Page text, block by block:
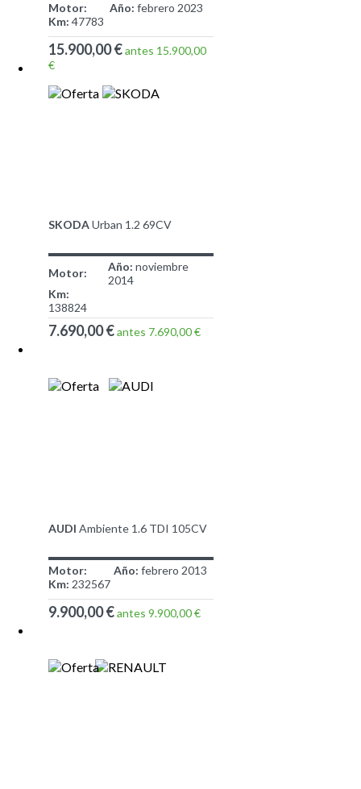
Motor: Año: febrero 2023
Km: 47783
15.900,00 €antes 15.900,00
€
SKODAUrban 1.2 69CV
Motor: Año: noviembre
2014
Km:
138824
7.690,00 €antes 7.690,00 €
AUDI Ambiente 1.6 TDI 105CV
Motor: Año: febrero 2013
Km: 232567
9.900,00 €antes 9.900,00 €